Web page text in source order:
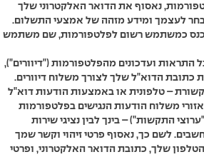
נאסוף את הדואר האלקטרוני שלך
לעצמך ומידע מזהה של אמצעי התשלום.
כמשתמש רשום לפלטפורמות, שם משתמש
התראות ועדכונים מהפלטפורמות ("דיוורים"),
כתובת הדוא"ל שלך לצורך משלוח דיוורים.
– טלפונית או באמצעות הודעות דוא"ל
משלוח הודעות הנגישים בפלטפורמות
התקשות") – בינך לבין נציגי שירות
לשם כך, נאסוף פרטי זיהוי וקשר שמך
שלך, כתובת הדואר האלקטרוני, ופרטי